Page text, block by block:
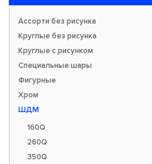
Ассорти без рисунка
Круглые без рисунка
Круглые с рисунком
Специальные шары
Фигурные
Хром
ШДМ
160Q
260Q
350Q